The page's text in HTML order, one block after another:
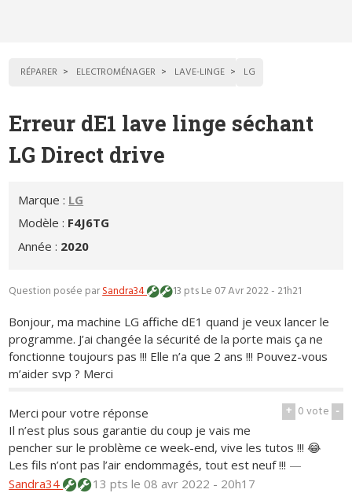
RÉPARER ELECTROMÉNAGER LAVE-LINGE LG
Erreur dE1 lave linge séchant
LG Direct drive
Marque : LG
Modèle : F4J6TG
Année : 2020
Question posée parSandra34 13 ptsLe 07 Avr 2022 - 21h21
Bonjour, ma machine LG affiche dE1 quand je veux lancer le
programme. J’ai changée la sécurité de la porte mais ça ne
fonctionne toujours pas !!! Elle n’a que 2 ans !!! Pouvez-vous
m’aider svp ? Merci
+ 0vote -
Merci pour votre réponse
Il n’est plus sous garantie du coup je vais me
pencher sur le problème ce week-end, vive les tutos !!! 😂
Les fils n’ont pas l’air endommagés, tout est neuf !!! —
Sandra34
13 ptsle 08 avr 2022 - 20h17